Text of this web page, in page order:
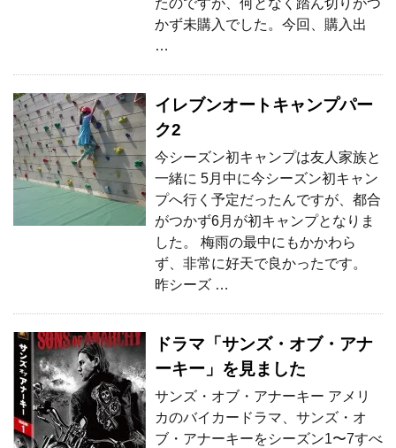
たのですが、何となく踏ん切りがつ
かず未購入でした。今回、購入出
…
イレブンオートキャンプパー
ク2
今シーズン初キャンプは友人家族と
一緒に 5月中に今シーズン初キャン
プへ行く予定だったんですが、都合
がつかず6月が初キャンプとなりま
した。 梅雨の最中にもかかわら
ず、非常に好天で良かったです。
昨シーズ …
ドラマ「サンズ・オブ・アナ
ーキー」を見ました
サンズ・オブ・アナーキー アメリ
カのバイカードラマ、サンズ・オ
ブ・アナーキーをシーズン1〜7すべ